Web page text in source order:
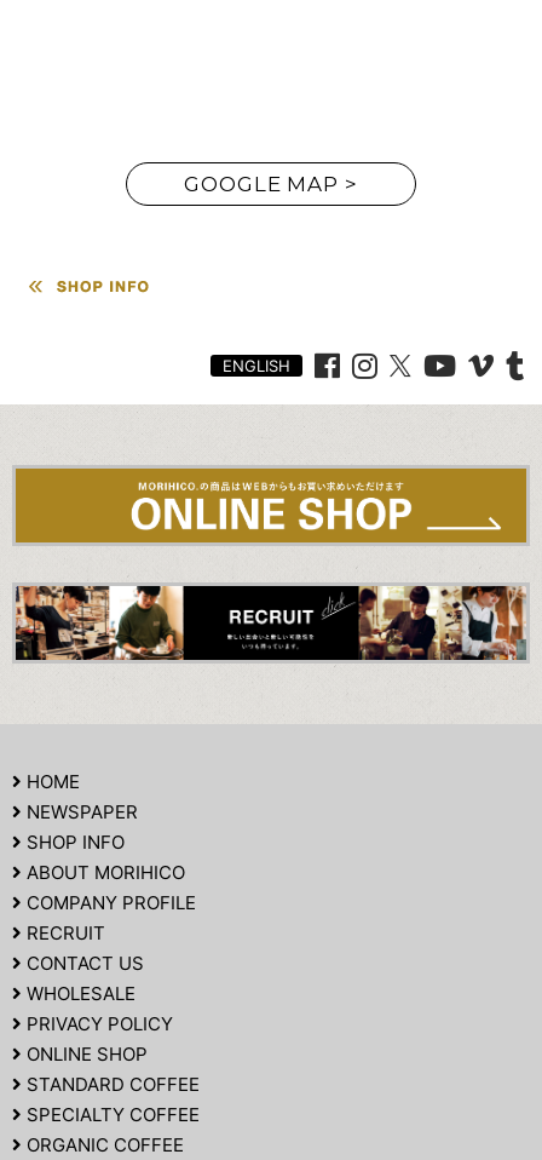
けてレイアウトを組み、細部にまで心を配った。さりげなく散りばめ
られたアンティークやドライフラワー、古いドアをリメイクした大きな
テーブル。《MORIHICO.》が目指したのはプロダクトとは反対側
にある自然的な美。一つひとつ異なることにこそ宿る、くつろぎの
店内でひときわ目を引くのが、スタイリッシュな晒しのカウンタ
ー。劇場で公演を行った演者や監督が来店し、そこに積み重なる
サインが、今では大きな財産となっている。文化とは自由の象徴。
店名の「藝」の文字には、「人間の精神において内的に成長してい
く、ある価値体験を植える」という意味を込めている。一杯のコー
ヒーがこの場所、“MORIHICO.カルチャー”への入場チケットな
GOOGLE MAP >
ENGLISH
HOME
NEWSPAPER
SHOP INFO
ABOUT MORIHICO
COMPANY PROFILE
RECRUIT
CONTACT US
WHOLESALE
PRIVACY POLICY
ONLINE SHOP
STANDARD COFFEE
SPECIALTY COFFEE
ORGANIC COFFEE